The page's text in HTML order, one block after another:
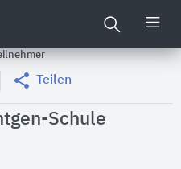
Teilen
Schule